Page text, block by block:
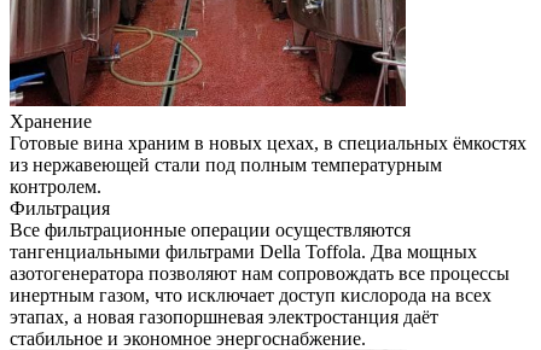
Хранение
Готовые вина храним в новых цехах, в специальных ёмкостях
из нержавеющей стали под полным температурным
контролем.
Фильтрация
Все фильтрационные операции осуществляются
тангенциальными фильтрами Della Toffola. Два мощных
азотогенератора позволяют нам сопровождать все процессы
инертным газом, что исключает доступ кислорода на всех
этапах, а новая газопоршневая электростанция даёт
стабильное и экономное энергоснабжение.